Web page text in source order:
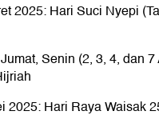
2025: Hari Suci Nyepi
Senin (2, 3, 4, dan
2025: Hari Raya Waisak